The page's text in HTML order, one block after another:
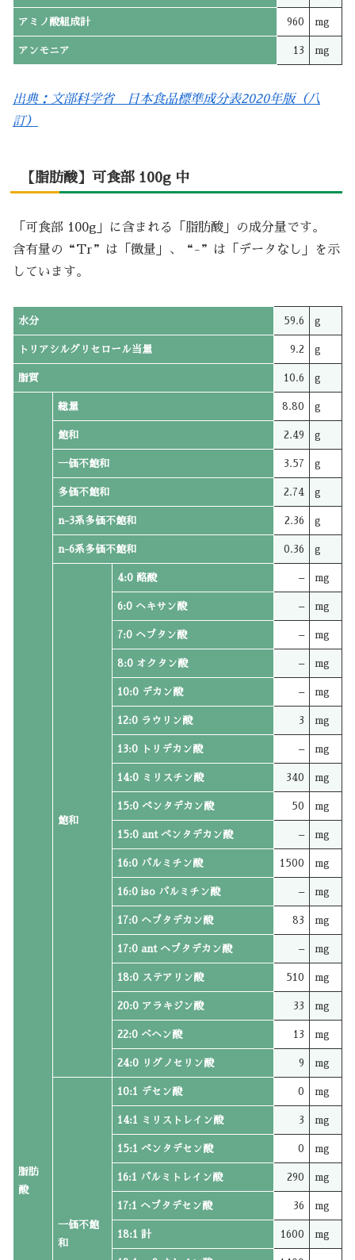
アミノ酸組成計 960 mg
アンモニア 13 mg
出典：文部科学省 日本食品標準成分表2020年版（八
訂）
【脂肪酸】可食部 100g 中
「可食部 100g」に含まれる「脂肪酸」の成分量です。
含有量の“Tr”は「微量」、“-”は「データなし」を示
しています。
水分 59.6 g
トリアシルグリセロール当量 9.2 g
脂質 10.6 g
脂肪
酸
総量 8.80 g
飽和 2.49 g
一価不飽和 3.57 g
多価不飽和 2.74 g
n-3系多価不飽和 2.36 g
n-6系多価不飽和 0.36 g
飽和
4:0 酪酸 – mg
6:0 ヘキサン酸 – mg
7:0 ヘプタン酸 – mg
8:0 オクタン酸 – mg
10:0 デカン酸 – mg
12:0 ラウリン酸 3 mg
13:0 トリデカン酸 – mg
14:0 ミリスチン酸 340 mg
15:0 ペンタデカン酸 50 mg
15:0 ant ペンタデカン酸 – mg
16:0 パルミチン酸 1500 mg
16:0 iso パルミチン酸 – mg
17:0 ヘプタデカン酸 83 mg
17:0 ant ヘプタデカン酸 – mg
18:0 ステアリン酸 510 mg
20:0 アラキジン酸 33 mg
22:0 ベヘン酸 13 mg
24:0 リグノセリン酸 9 mg
一価不飽
和
10:1 デセン酸 0 mg
14:1 ミリストレイン酸 3 mg
15:1 ペンタデセン酸 0 mg
16:1 パルミトレイン酸 290 mg
17:1 ヘプタデセン酸 36 mg
18:1 計 1600 mg